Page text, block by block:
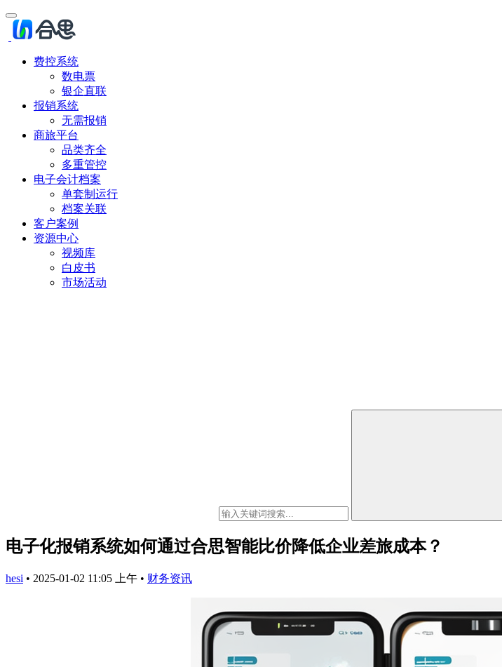
费控系统
数电票
银企直联
报销系统
无需报销
商旅平台
品类齐全
多重管控
电子会计档案
单套制运行
档案关联
客户案例
资源中心
视频库
白皮书
市场活动
电子化报销系统如何通过合思智能比价降低企业差旅成本？
hesi • 2025-01-02 11:05 上午 • 财务资讯